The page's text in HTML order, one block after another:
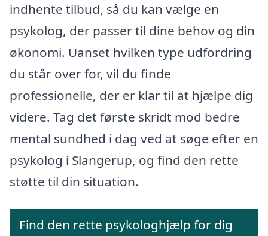
indhente tilbud, så du kan vælge en
psykolog, der passer til dine behov og din
økonomi. Uanset hvilken type udfordring
du står over for, vil du finde
professionelle, der er klar til at hjælpe dig
videre. Tag det første skridt mod bedre
mental sundhed i dag ved at søge efter en
psykolog i Slangerup, og find den rette
støtte til din situation.
Find den rette psykologhjælp for dig